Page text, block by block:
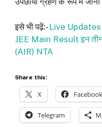
इसे भी पढ़ें:- Live
JEE Main Result इन
(AIR) NTA
Share this:
X Facebook
Telegram